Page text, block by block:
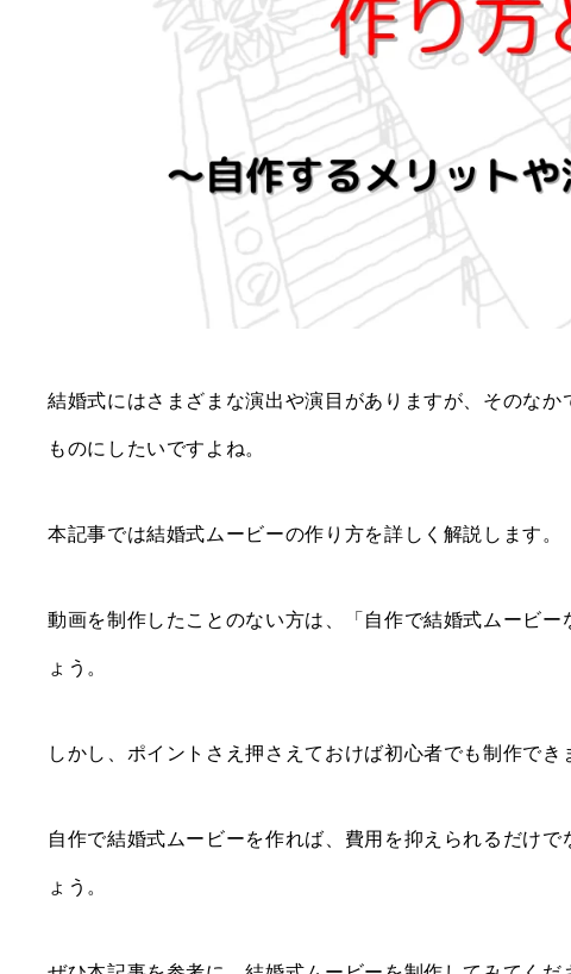
結婚式にはさまざまな演出や演目がありますが、そのな
ものにしたいですよね。
本記事では結婚式ムービーの作り方を詳しく解説します。
動画を制作したことのない方は、「自作で結婚式ムービ
ょう。
しかし、ポイントさえ押さえておけば初心者でも制作でき
自作で結婚式ムービーを作れば、費用を抑えられるだけ
ょう。